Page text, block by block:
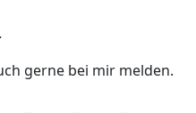
gerne bei mir melden.